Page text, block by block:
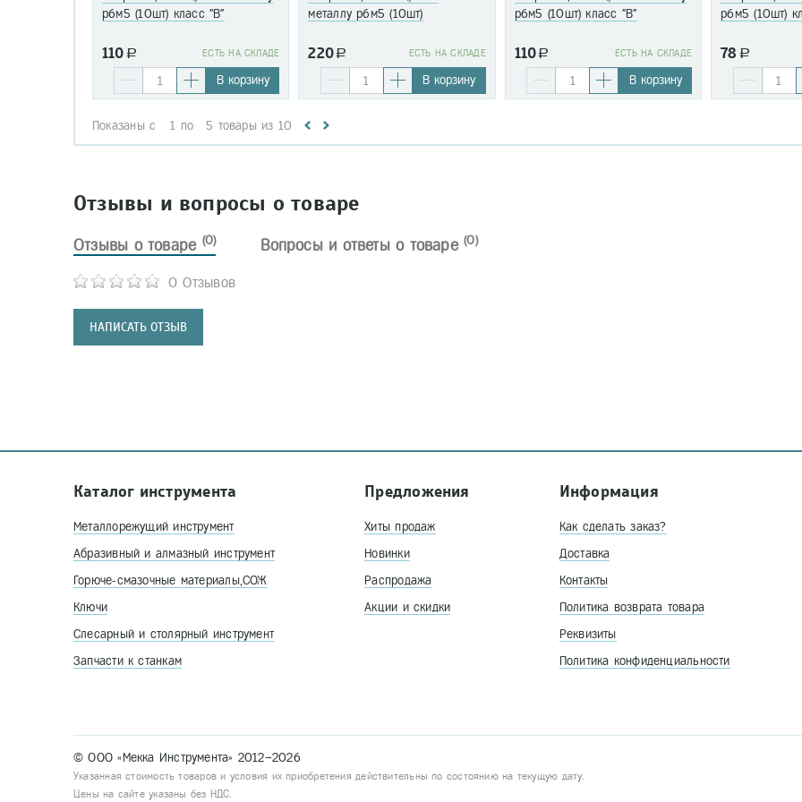
р6м5 (10шт) класс "В"
110 a EСТЬ НА СКЛАДЕ
В корзину
металлу р6м5 (10шт)
220a EСТЬ НА СКЛАДЕ
В корзину
р6м5 (10шт) класс "В"
110a EСТЬ НА СКЛАДЕ
В корзину
р6м5 (10шт)
78 a
Показаны с 1 по 5 товары из 10
Отзывы и вопросы о товаре
Отзывы о товаре (0)
0 Отзывов
НАПИСАТЬ ОТЗЫВ
Вопросы и ответы о товаре(0)
Каталог инструмента
Металлорежущий инструмент
Абразивный и алмазный инструмент
Горюче-смазочные материалы,СОЖ
Ключи
Слесарный и столярный инструмент
Запчасти к станкам
Предложения
Хиты продаж
Новинки
Распродажа
Акции и скидки
Информация
Как сделать заказ?
Доставка
Контакты
Политика возврата товара
Реквизиты
Политика конфиденциальности
© ООО «Мекка Инструмента» 2012–2026
Указанная стоимость товаров и условия их приобретения действительны по состоянию на текущую дату.
Цены на сайте указаны без НДС.